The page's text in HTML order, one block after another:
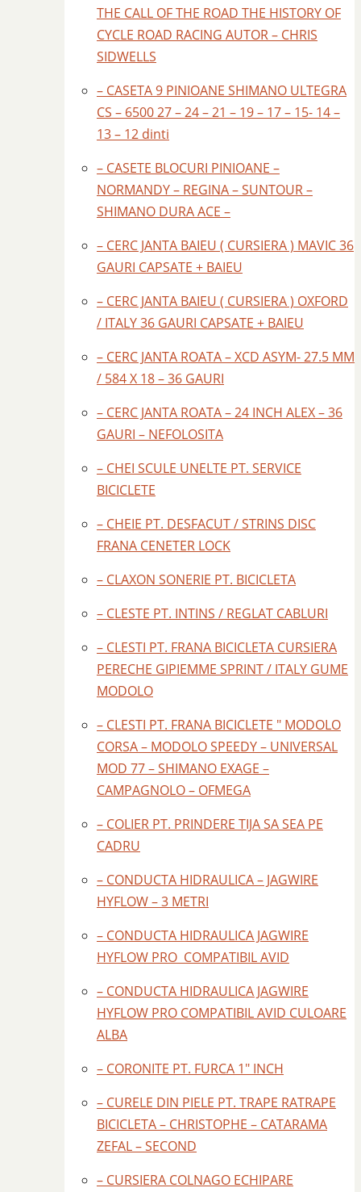
THE CALL OF THE ROAD THE HISTORY OF
CYCLE ROAD RACING AUTOR – CHRIS
SIDWELLS
– CASETA 9 PINIOANE SHIMANO ULTEGRA
CS – 6500 27 – 24 – 21 – 19 – 17 – 15- 14 –
13 – 12 dinti
– CASETE BLOCURI PINIOANE –
NORMANDY – REGINA – SUNTOUR –
SHIMANO DURA ACE –
– CERC JANTA BAIEU ( CURSIERA ) MAVIC 36
GAURI CAPSATE + BAIEU
– CERC JANTA BAIEU ( CURSIERA ) OXFORD
/ ITALY 36 GAURI CAPSATE + BAIEU
– CERC JANTA ROATA – XCD ASYM- 27.5 MM
/ 584 X 18 – 36 GAURI
– CERC JANTA ROATA – 24 INCH ALEX – 36
GAURI – NEFOLOSITA
– CHEI SCULE UNELTE PT. SERVICE
BICICLETE
– CHEIE PT. DESFACUT / STRINS DISC
FRANA CENETER LOCK
– CLAXON SONERIE PT. BICICLETA
– CLESTE PT. INTINS / REGLAT CABLURI
– CLESTI PT. FRANA BICICLETA CURSIERA
PERECHE GIPIEMME SPRINT / ITALY GUME
MODOLO
– CLESTI PT. FRANA BICICLETE " MODOLO
CORSA – MODOLO SPEEDY – UNIVERSAL
MOD 77 – SHIMANO EXAGE –
CAMPAGNOLO – OFMEGA
– COLIER PT. PRINDERE TIJA SA SEA PE
CADRU
– CONDUCTA HIDRAULICA – JAGWIRE
HYFLOW – 3 METRI
– CONDUCTA HIDRAULICA JAGWIRE
HYFLOW PRO COMPATIBIL AVID
– CONDUCTA HIDRAULICA JAGWIRE
HYFLOW PRO COMPATIBIL AVID CULOARE
ALBA
– CORONITE PT. FURCA 1" INCH
– CURELE DIN PIELE PT. TRAPE RATRAPE
BICICLETA – CHRISTOPHE – CATARAMA
ZEFAL – SECOND
– CURSIERA COLNAGO ECHIPARE